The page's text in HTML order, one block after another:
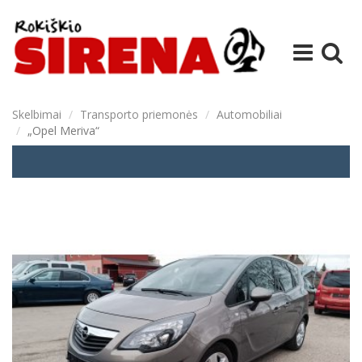
Skelbimai Transporto priemonės
Automobiliai
„Opel Meriva“